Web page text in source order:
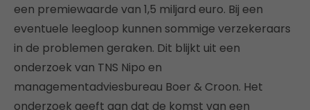
een premiewaarde van 1,5 miljard euro. Bij een
eventuele leegloop kunnen sommige verzekeraars
in de problemen geraken. Dit blijkt uit een
onderzoek van TNS Nipo en
managementadviesbureau Boer & Croon. Het
onderzoek geeft aan dat de komst van een